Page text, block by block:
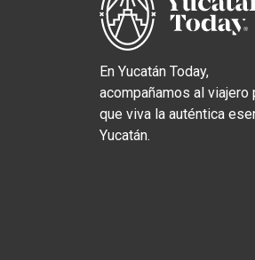
En Yucatán Today,
acompañamos al viajero
que viva la auténtica
Yucatán.